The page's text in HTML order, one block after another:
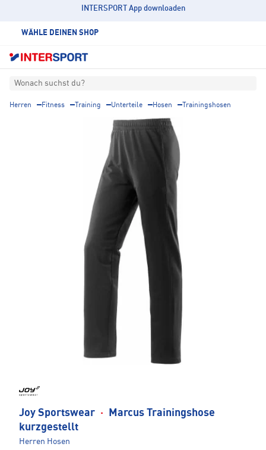
INTERSPORT App downloaden
WÄHLE DEINEN SHOP
Wonach suchst du?
Herren Fitness Training Unterteile Hosen Trainingshosen
Joy Sportswear ·
Marcus Trainingshose
kurzgestellt
Herren Hosen